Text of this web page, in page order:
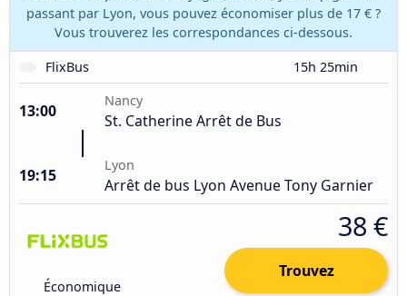
passant par Lyon, vous pouvez économiser plus de 17 € ?
Vous trouverez les correspondances ci-dessous.
FlixBus
15h 25min
13:00
Nancy
St. Catherine Arrêt de Bus
19:15
Lyon
Arrêt de bus Lyon Avenue Tony Garnier
Économique
38 €
Trouvez